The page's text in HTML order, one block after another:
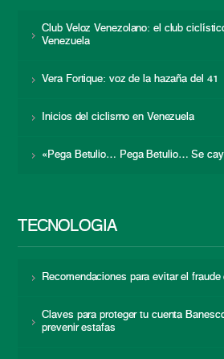
Club Veloz Venezolano: el club
Venezuela
Vera Fortique: voz de la hazaña del 41
Inicios del ciclismo en Venezuela
«Pega Betulio… Pega Betulio… Se
TECNOLOGÍA
Recomendaciones para evitar el fraude
Claves para proteger tu cuenta
prevenir estafas